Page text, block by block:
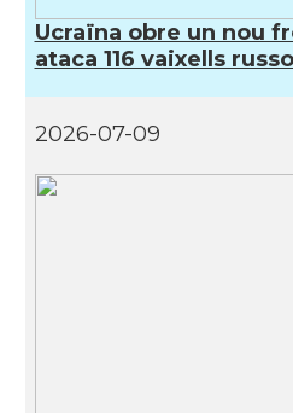
Ucraïna obre un nou
ataca 116 vaixells
2026-07-09